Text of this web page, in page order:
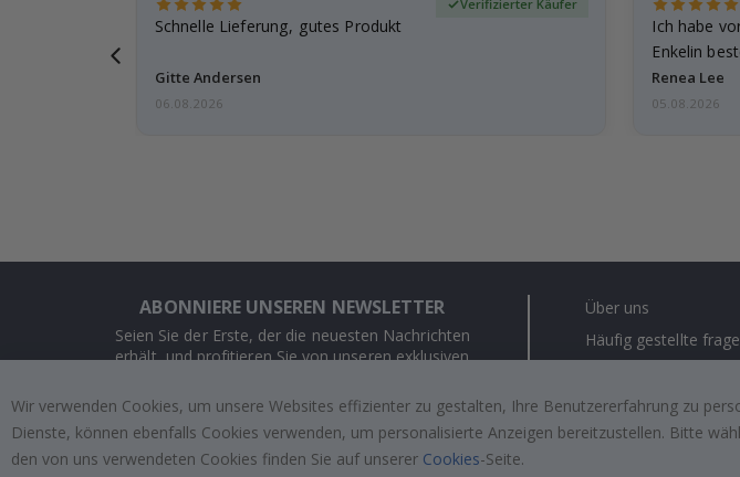
Schnelle Lieferung, gutes Produkt
Gitte Andersen
Verifizierter Käufer
06.08.2026
Ich habe
Enkelin
beschädigt…
Renea Lee
05.08.2026
ABONNIERE UNSEREN NEWSLETTER
Seien Sie der Erste, der die neuesten Nachrichten
erhält, und profitieren Sie von unseren exklusiven
ABONNIEREN
Über uns
Häufig gestellte
Kontakt
Arbeiten sie mit uns
Wir verwenden Cookies, um unsere Websites effizienter zu gestalten, Ihre Benutzererfahrung zu
Dienste, können ebenfalls Cookies verwenden, um personalisierte Anzeigen bereitzustellen. Bitte
den von uns verwendeten Cookies finden Sie auf unserer Cookies-Seite.